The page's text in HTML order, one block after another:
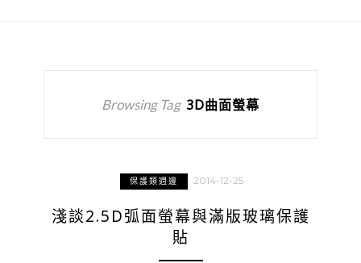
Browsing Tag 3D曲面螢幕
保護類週邊 2014-12-25
淺談2.5D弧面螢幕與滿版玻璃保護
貼